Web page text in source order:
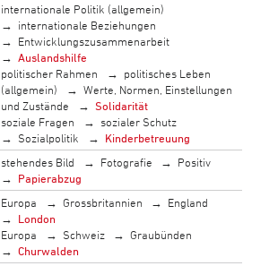
internationale Politik (allgemein)
internationale Beziehungen
Entwicklungszusammenarbeit
Auslandshilfe
politischer Rahmen
politisches Leben
(allgemein)
Werte, Normen, Einstellungen
und Zustände
Solidarität
soziale Fragen
sozialer Schutz
Sozialpolitik
Kinderbetreuung
stehendes Bild Fotografie
Positiv
Papierabzug
Europa Grossbritannien
England
London
Europa
Schweiz
Graubünden
Churwalden